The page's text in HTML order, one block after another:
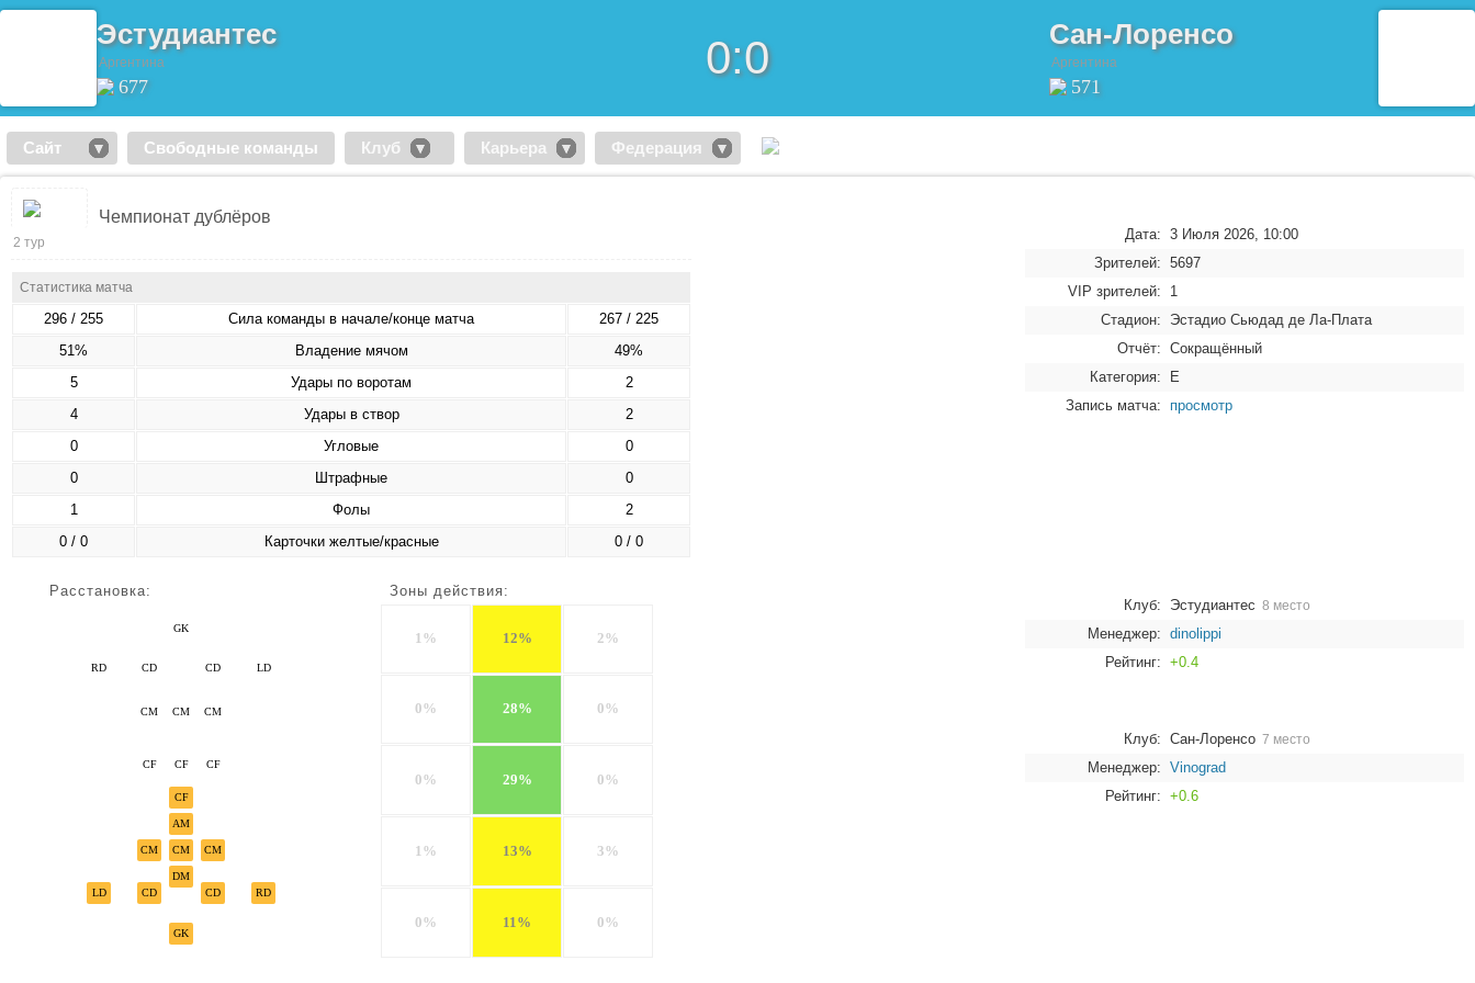
Эстудиантес
Аргентина
677
0:0 Сан-Лоренсо
Аргентина
571
Сайт Свободные команды Клуб Карьера Федерация
Чемпионат дублёров
2 тур Дата: 3 Июля 2026, 10:00
Зрителей: 5697
VIP зрителей:
1
Стадион:
Эстадио Сьюдад де Ла-Плата
Отчёт: Сокращённый
Категория:
E
Запись матча:
просмотр
Статистика матча
296 / 255 Сила команды в начале/конце матча
267 / 225
51%
Владение мячом
49%
5
Удары по воротам
2
4
Удары в створ
2
0
Угловые
0
0
Штрафные
0
1
Фолы
2
0 / 0
Карточки желтые/красные 0 / 0
Расстановка:
GK
RD CD
CM
CD
CM
CF
CF
LD
CF
CM
GK
LD RD
CM
CD CD
CM
CM
CF
DM
AM
Зоны действия:
1% 12% 2%
0% 28% 0%
0% 29% 0%
1% 13% 3%
0% 11% 0%
Клуб: Эстудиантес 8 место
Менеджер: dinolippi
Рейтинг: +0.4
Клуб: Сан-Лоренсо 7 место
Менеджер: Vinograd
Рейтинг: +0.6